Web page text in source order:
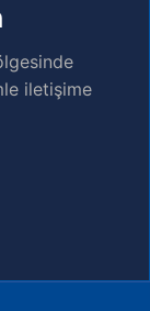
iletişime